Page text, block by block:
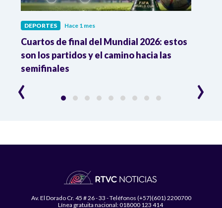
DEPORTES Hace 1 mes
Cuartos de final del Mundial 2026: estos
son los partidos y el camino hacia las
semifinales
‹ ›
Av. El Dorado Cr. 45 # 26 - 33 - Teléfonos (+57)(601) 2200700
Línea gratuita nacional: 018000 123 414